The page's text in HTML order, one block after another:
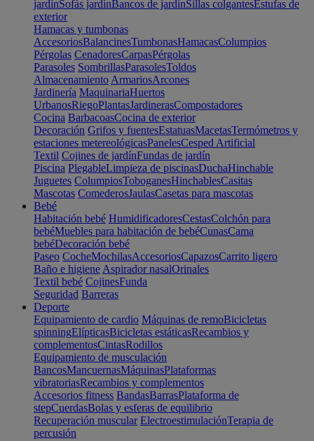
jardínSofás jardínBancos de jardínSillas colgantesEstufas de
exterior
Hamacas y tumbonas
AccesoriosBalancinesTumbonasHamacasColumpios
Pérgolas CenadoresCarpasPérgolas
Parasoles SombrillasParasolesToldos
Almacenamiento ArmariosArcones
Jardinería MaquinariaHuertos
UrbanosRiegoPlantasJardinerasCompostadores
Cocina BarbacoasCocina de exterior
Decoración Grifos y fuentesEstatuasMacetasTermómetros y
estaciones metereológicasPanelesCesped Artificial
Textil Cojines de jardínFundas de jardín
Piscina PlegableLimpieza de piscinasDuchaHinchable
Juguetes ColumpiosToboganesHinchablesCasitas
Mascotas ComederosJaulasCasetas para mascotas
Bebé
Habitación bebé HumidificadoresCestasColchón para
bebéMuebles para habitación de bebéCunasCama
bebéDecoración bebé
Paseo CocheMochilasAccesoriosCapazosCarrito ligero
Baño e higiene Aspirador nasalOrinales
Textil bebé CojinesFunda
Seguridad Barreras
Deporte
Equipamiento de cardio Máquinas de remoBicicletas
spinningElípticasBicicletas estáticasRecambios y
complementosCintasRodillos
Equipamiento de musculación
BancosMancuernasMáquinasPlataformas
vibratoriasRecambios y complementos
Accesorios fitness BandasBarrasPlataforma de
stepCuerdasBolas y esferas de equilibrio
Recuperación muscular ElectroestimulaciónTerapia de
percusión